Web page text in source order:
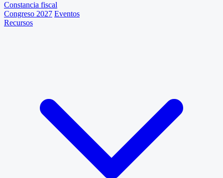
Constancia fiscal
Congreso 2027 Eventos
Recursos